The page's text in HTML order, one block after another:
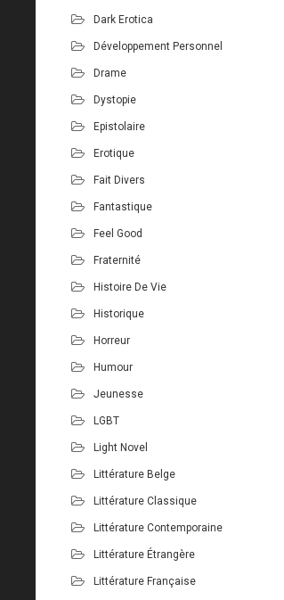
Dark Erotica
Développement Personnel
Drame
Dystopie
Epistolaire
Erotique
Fait Divers
Fantastique
Feel Good
Fraternité
Histoire De Vie
Historique
Horreur
Humour
Jeunesse
LGBT
Light Novel
Littérature Belge
Littérature Classique
Littérature Contemporaine
Littérature Étrangère
Littérature Française